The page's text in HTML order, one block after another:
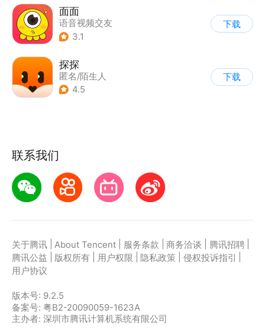
面面
语音视频交友
| 匿名/陌生人
3.1
下载
探探
匿名/陌生人
4.5
下载
联系我们
关于腾讯 About Tencent 服务条款 商务洽谈 腾讯招聘
腾讯公益
版权所有 用户权限 隐私政策 侵权投诉指引
用户协议
版本号: 9.2.5
备案号: 粤B2-20090059-1623A
主办者: 深圳市腾讯计算机系统有限公司